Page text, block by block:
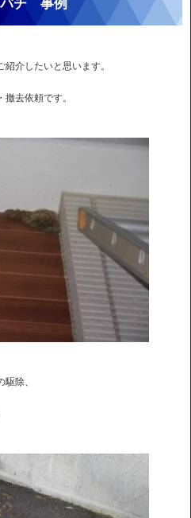
バチ 事例
介したいと思います。
去依頼です。
除、